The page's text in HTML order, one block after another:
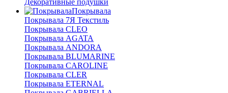
Декоративные подушки
Покрывала
Покрывала 7Я Текстиль
Покрывала CLEO
Покрывала AGATA
Покрывала ANDORA
Покрывала BLUMARINE
Покрывала CAROLINE
Покрывала CLER
Покрывала ETERNAL